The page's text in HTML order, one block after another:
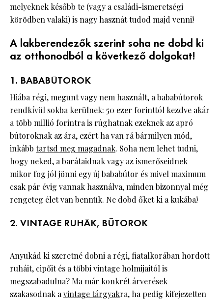
melyeknek később te (vagy a családi-ismeretségi
körödben valaki) is nagy hasznát tudod majd venni!
A lakberendezők szerint soha ne dobd ki
az otthonodból a következő dolgokat!
1. BABABÚTOROK
Hiába régi, megunt vagy nem használt, a bababútorok
rendkívül sokba kerülnek: 50 ezer forinttól kezdve akár
a több millió forintra is rúghatnak ezeknek az apró
bútoroknak az ára, ezért ha van rá bármilyen mód,
inkább tartsd meg magadnak. Soha nem lehet tudni,
hogy neked, a barátaidnak vagy az ismerőseidnek
mikor fog jól jönni egy új bababútor és mivel maximum
csak pár évig vannak használva, minden bizonnyal még
rengeteg élet van bennük. Ne dobd őket ki a kukába!
2. VINTAGE RUHÁK, BÚTOROK
Anyukád ki szeretné dobni a régi, fiatalkorában hordott
ruháit, cipőit és a többi vintage holmijaitól is
megszabadulna? Ma már konkrét árverések
szakasodnak avintage tárgyakra, ha pedig kifejezetten